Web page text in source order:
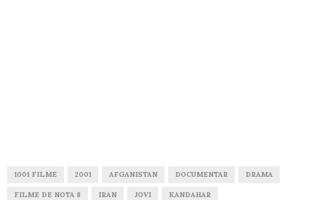
1001 FILME 2001 AFGANISTAN DOCUMENTAR DRAMA
FILME DE NOTA 8 IRAN JOVI KANDAHAR